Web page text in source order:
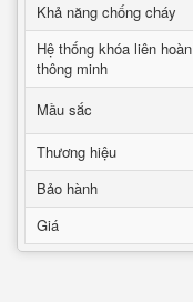
Khả năng chống cháy
Hệ thống khóa liên hoàn
thông minh
Mầu sắc
Thương hiệu
Bảo hành
Giá